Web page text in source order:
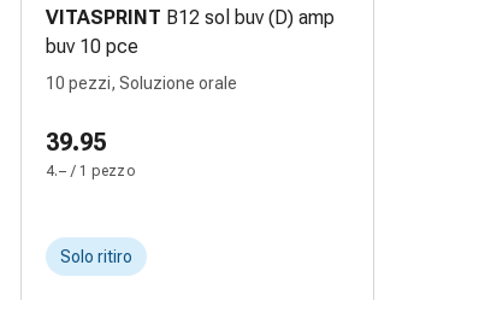
VITASPRINT B12 sol buv (D) amp
buv 10 pce
10 pezzi, Soluzione orale
39.95
4.– / 1 pezzo
Solo ritiro